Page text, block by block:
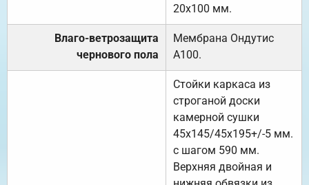
20х100 мм.
Влаго-ветрозащита
чернового пола
Мембрана Ондутис
А100.
Стойки каркаса из
строганой доски
камерной сушки
45х145/45х195+/-5 мм.
с шагом 590 мм.
Верхняя двойная и